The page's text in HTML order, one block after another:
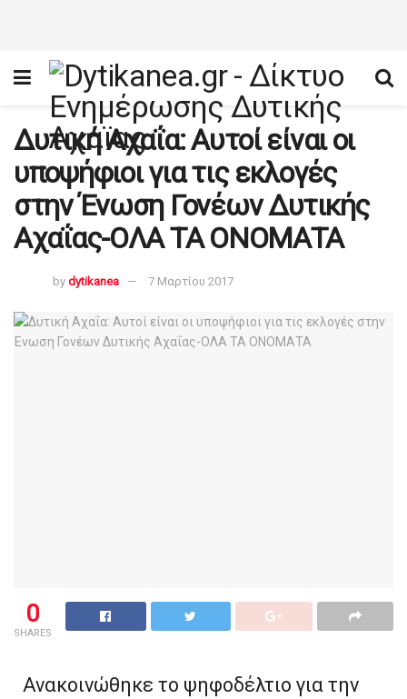
Δυτική Αχαΐα: Αυτοί είναι οι
υποψήφιοι για τις εκλογές
στην Ένωση Γονέων Δυτικής
Αχαΐας-ΟΛΑ ΤΑ ΟΝΟΜΑΤΑ
by dytikanea 7 Μαρτίου 2017
0
SHARES
Ανακοινώθηκε το ψηφοδέλτιο για την